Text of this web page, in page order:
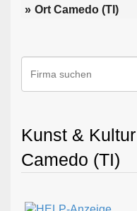
Ort Camedo (TI)
Kunst &
Camedo (TI)